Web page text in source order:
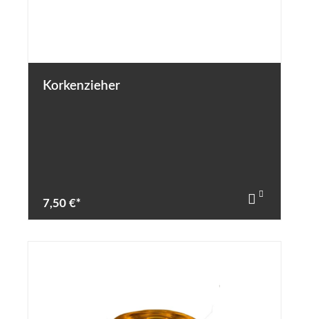
Korkenzieher
7,50 €*